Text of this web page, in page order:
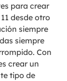
para crear
desde otro
siempre
siempre
Con
crear un
tipo de